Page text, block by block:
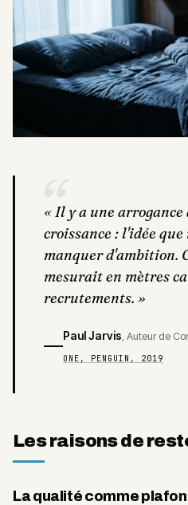
“
« Il y a une
croissance : l'idée
manquer d'ambition.
mesurait en mètres
recrutements. »
Paul Jarvis Auteur de
ONE, PENGUIN, 2019
Les raisons de
La qualité comme